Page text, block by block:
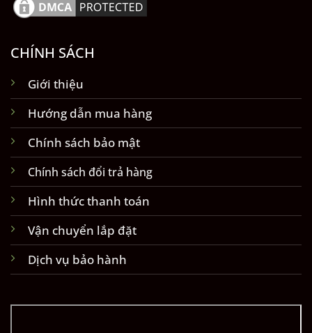
CHÍNH SÁCH
Giới thiệu
Hướng dẫn mua hàng
Chính sách bảo mật
Chính sách đổi trả hàng
Hình thức thanh toán
Vận chuyển lắp đặt
Dịch vụ bảo hành